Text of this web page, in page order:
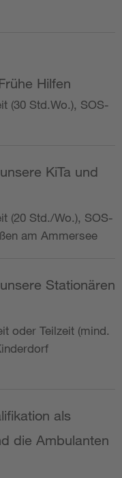
Hilfen
(30 Std.Wo.), SOS-
KiTa und
(20 Std./Wo.), SOS-
am Ammersee
Stationären
oder Teilzeit (mind.
als
die Ambulanten